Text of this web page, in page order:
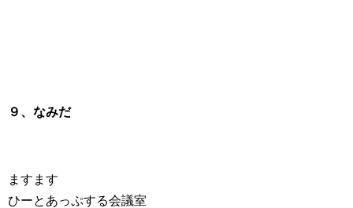
９、なみだ
ますます
ひーとあっぷする会議室